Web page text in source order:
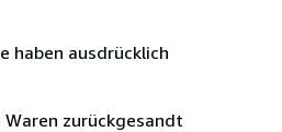
haben ausdrücklich
zurückgesandt